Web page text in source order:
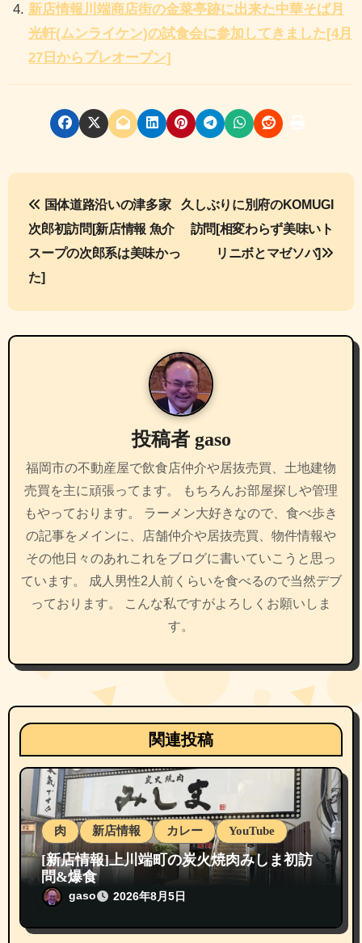
新店情報川端商店街の金菜亭跡に出来た中華そば月
光軒(ムンライケン)の試食会に参加してきました[4月
27日からプレオープン]
投
稿
ナ
ビ
ゲ
国体道路沿いの津多家
次郎初訪問[新店情報 魚介
スープの次郎系は美味かっ
た]
久しぶりに別府のKOMUGI
訪問[相変わらず美味いト
リニボとマゼソバ]
投稿者 gaso
福岡市の不動産屋で飲食店仲介や居抜売買、土地建物
売買を主に頑張ってます。 もちろんお部屋探しや管理
もやっております。 ラーメン大好きなので、食べ歩き
の記事をメインに、店舗仲介や居抜売買、物件情報や
その他日々のあれこれをブログに書いていこうと思っ
ています。 成人男性2人前くらいを食べるので当然デブ
っております。 こんな私ですがよろしくお願いしま
す。
関連投稿
肉 新店情報 カレー YouTube
[新店情報]上川端町の炭火焼肉みしま初訪
問&爆食
gaso 2026年8月5日